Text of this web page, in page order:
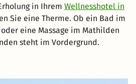
in Ihrem Wellnesshotel in
Sie eine Therme. Ob ein Bad im
eine Massage im Mathilden
steht im Vordergrund.